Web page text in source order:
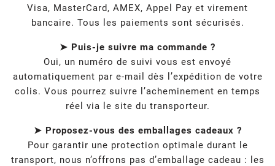
Visa, MasterCard, AMEX, Appel Pay et virement
bancaire. Tous les paiements sont sécurisés.
➤ Puis-je suivre ma commande ?
Oui, un numéro de suivi vous est envoyé
automatiquement par e-mail dès l’expédition de votre
colis. Vous pourrez suivre l’acheminement en temps
réel via le site du transporteur.
➤ Proposez-vous des emballages cadeaux ?
Pour garantir une protection optimale durant le
transport, nous n’offrons pas d’emballage cadeau : les